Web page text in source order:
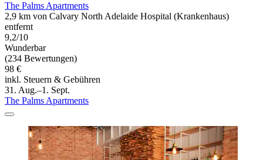
The Palms Apartments
2,9 km von Calvary North Adelaide Hospital (Krankenhaus)
entfernt
9,2/10
Wunderbar
(234 Bewertungen)
98 €
inkl. Steuern & Gebühren
31. Aug.–1. Sept.
The Palms Apartments